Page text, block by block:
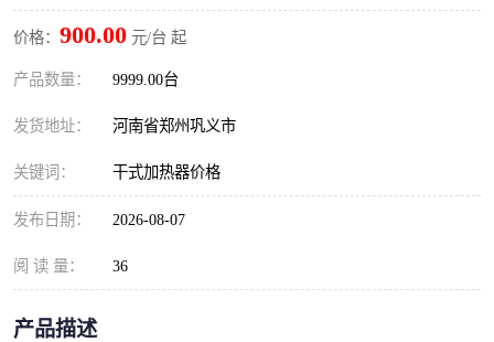
价格： 900.00 元/台 起
产品数量： 9999.00台
发货地址： 河南省郑州巩义市
关键词： 干式加热器价格
发布日期： 2026-08-07
阅 读 量： 36
产品描述